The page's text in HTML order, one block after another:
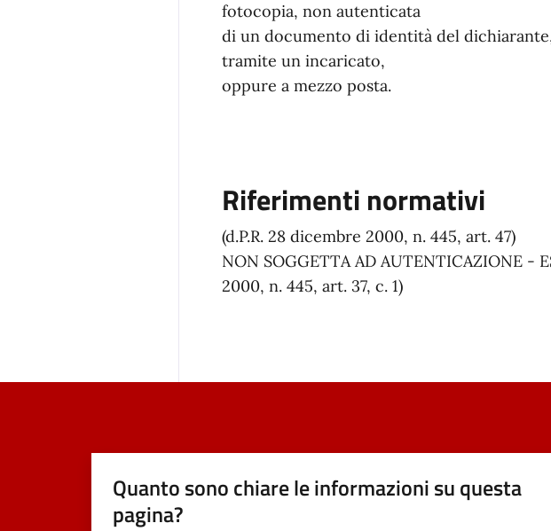
fotocopia, non autenticata
di un documento di identità del
tramite un incaricato,
oppure a mezzo posta.
Riferimenti normativi
(d.P.R. 28 dicembre 2000, n. 445, art. 47)
NON SOGGETTA AD AUTENTICAZIONE -
2000, n. 445, art. 37, c. 1)
Quanto sono chiare le informazioni su questa
pagina?